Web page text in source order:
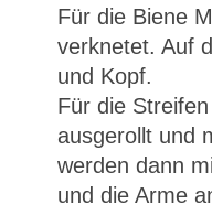
Für die Biene
verknetet. Auf
und Kopf.
Für die
ausgerollt und
werden dann
und die Arme